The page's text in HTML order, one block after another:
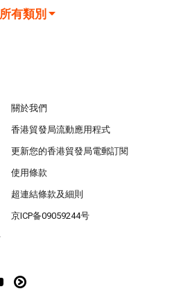
有類別
關於我們
香港貿發局流動應用程式
更新您的香港貿發局電郵訂閱
使用條款
超連結條款及細則
京ICP备09059244号